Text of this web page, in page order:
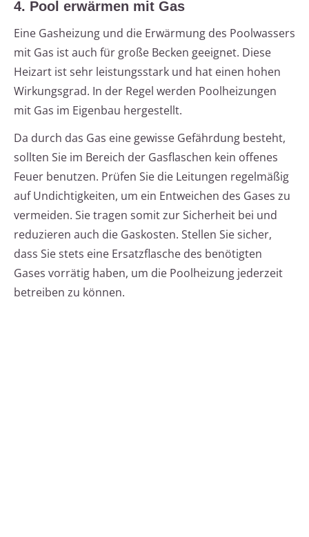
4. Pool erwärmen mit Gas
Eine Gasheizung und die Erwärmung des Poolwassers
mit Gas ist auch für große Becken geeignet. Diese
Heizart ist sehr leistungsstark und hat einen hohen
Wirkungsgrad. In der Regel werden Poolheizungen
mit Gas im Eigenbau hergestellt.
Da durch das Gas eine gewisse Gefährdung besteht,
sollten Sie im Bereich der Gasflaschen kein offenes
Feuer benutzen. Prüfen Sie die Leitungen regelmäßig
auf Undichtigkeiten, um ein Entweichen des Gases zu
vermeiden. Sie tragen somit zur Sicherheit bei und
reduzieren auch die Gaskosten. Stellen Sie sicher,
dass Sie stets eine Ersatzflasche des benötigten
Gases vorrätig haben, um die Poolheizung jederzeit
betreiben zu können.